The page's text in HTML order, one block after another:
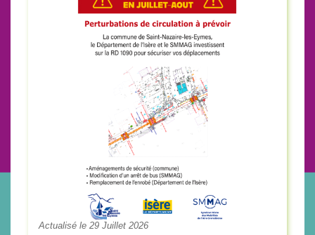
Actualisé le 29 Juillet 2026